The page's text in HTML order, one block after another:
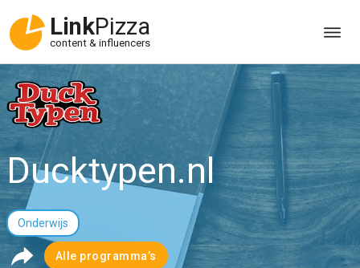
LinkPizza
content & influencers
Ducktypen.nl
Onderwijs
Alle programma’s